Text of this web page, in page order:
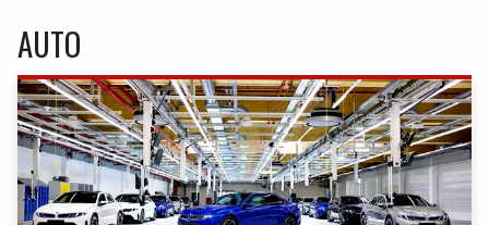
AUTO